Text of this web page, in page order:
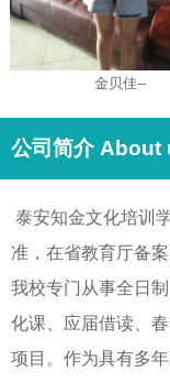
金贝佳--
公司简介 About
泰安知金文化培训
准，在省教育厅备
我校专门从事全日
化课、应届借读、
项目。作为具有多